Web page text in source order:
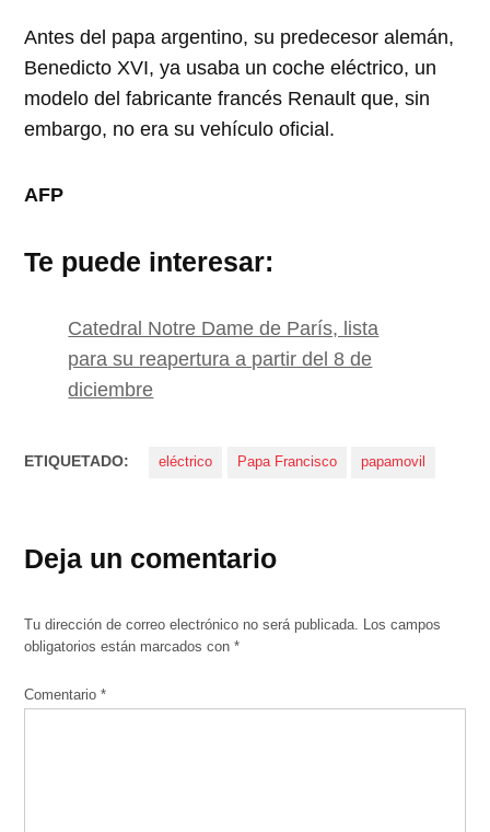
Antes del papa argentino, su predecesor alemán,
Benedicto XVI, ya usaba un coche eléctrico, un
modelo del fabricante francés Renault que, sin
embargo, no era su vehículo oficial.
AFP
Te puede interesar:
Catedral Notre Dame de París, lista
para su reapertura a partir del 8 de
diciembre
ETIQUETADO: eléctrico Papa Francisco papamovil
Deja un comentario
Tu dirección de correo electrónico no será publicada. Los campos
obligatorios están marcados con*
Comentario*